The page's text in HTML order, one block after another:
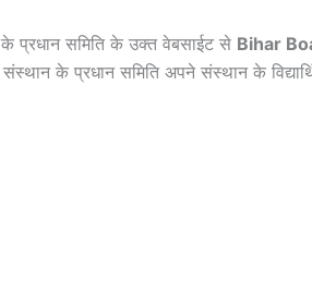
के प्रधान समिति के उक्त वेबसाईट से Bihar
के प्रधान समिति अपने संस्थान के